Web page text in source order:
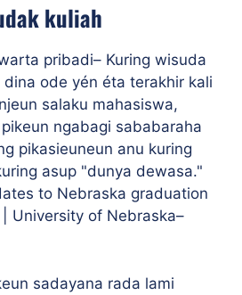
kuliah
pribadi– Kuring wisuda
ode yén éta terakhir kali
salaku mahasiswa,
ngabagi sababaraha
pikasieuneun anu kuring
asup "dunya dewasa."
sadayana rada lami